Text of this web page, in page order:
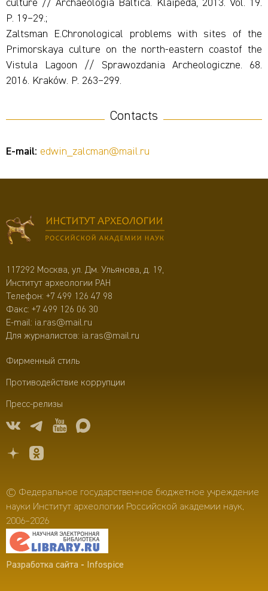
culture // Archaeologia Baltica. Klaipéda, 2013. Vol. 19.
P. 19–29.;
Zaltsman E.Chronological problems with sites of the
Primorskaya culture on the north-eastern coastof the
Vistula Lagoon // Sprawozdania Archeologiczne. 68.
2016. Kraków. Р. 263–299.
Contacts
E-mail: edwin_zalcman@mail.ru
117292 Москва, ул. Дм. Ульянова, д. 19,
Институт археологии РАН
Телефон: +7 499 126 47 98
Факс: +7 499 126 06 30
E-mail: ia.ras@mail.ru
Для журналистов: ia.ras@mail.ru
Фирменный стиль
Противодействие коррупции
Пресс-релизы
© Федеральное государственное бюджетное учреждение
науки Институт археологии Российской академии наук,
2006–2026
Разработка сайта - Infospice